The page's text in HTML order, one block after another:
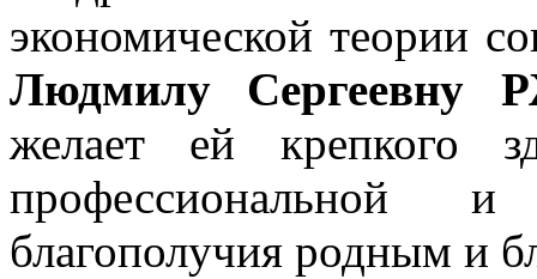
экономической теории
Людмилу
желает ей крепкого
профессиональной и
благополучия родным и